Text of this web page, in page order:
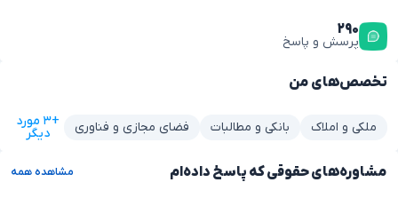
۲۹۰
پرسش و پاسخ
تخصص‌های من
ملکی و املاک بانکی و مطالبات فضای مجازی و فناوری +۳ مورد
دیگر
مشاوره‌های حقوقی که پاسخ داده‌ام مشاهده همه